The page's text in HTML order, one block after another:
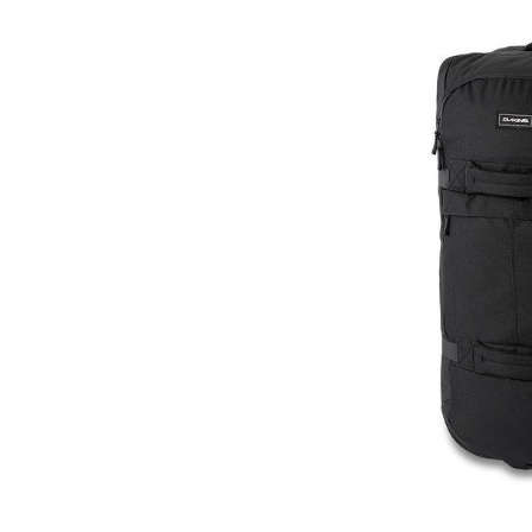
Tasche
von Hydro,
Hauptfach
sicheren
mit
Schlüssel
Rückenteil
Schultergurt
Zubehör
Recycelte
außen:
Material
cm Gewicht:
Nicht
Hauptfach
mit
Steckfächer